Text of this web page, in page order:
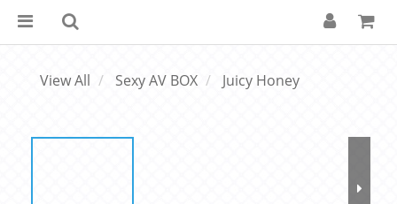
View All Sexy AV BOX Juicy Honey